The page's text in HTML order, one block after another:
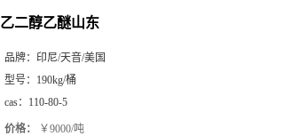
乙二醇乙醚山东
品牌： 印尼/天音/美国
型号： 190kg/桶
cas： 110-80-5
价格： ￥9000/吨